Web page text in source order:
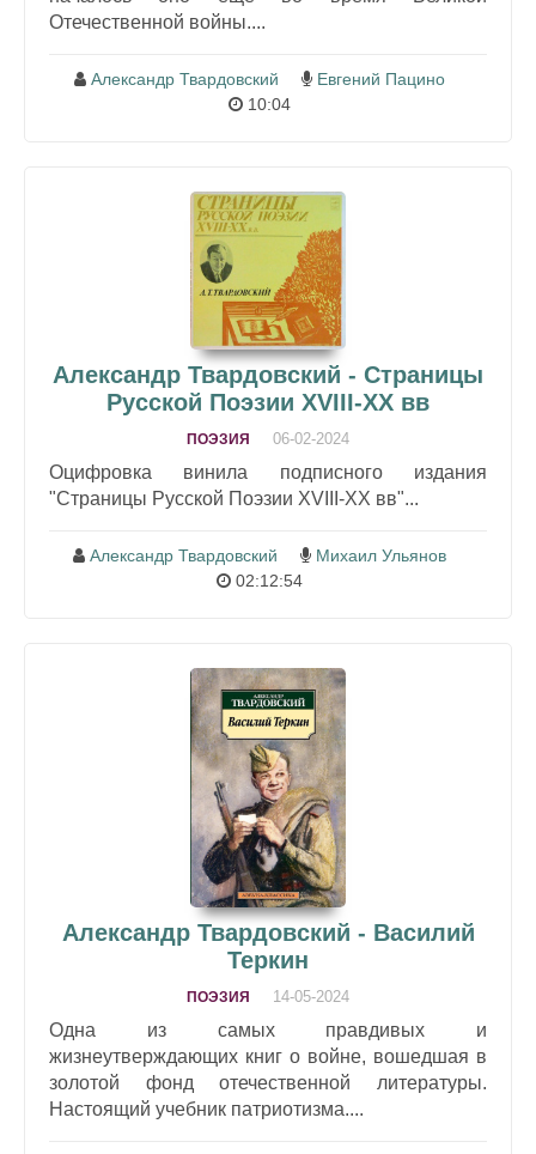
Отечественной войны....
Александр Твардовский
Евгений Пацино
10:04
Александр Твардовский - Страницы
Русской Поэзии XVIII-XX вв
ПОЭЗИЯ 06-02-2024
Оцифровка винила подписного издания
"Страницы Русской Поэзии XVIII-XX вв"...
Александр Твардовский
Михаил Ульянов
02:12:54
Александр Твардовский - Василий
Теркин
ПОЭЗИЯ 14-05-2024
Одна из самых правдивых и
жизнеутверждающих книг о войне, вошедшая в
золотой фонд отечественной литературы.
Настоящий учебник патриотизма....